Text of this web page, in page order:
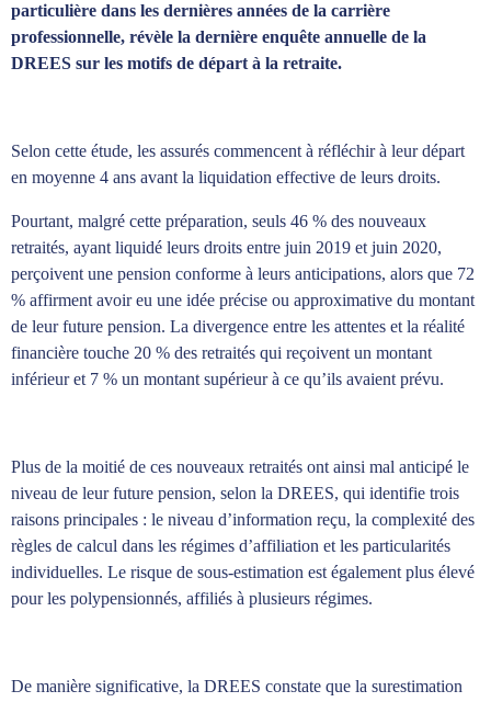
particulière dans les dernières années de la carrière
professionnelle, révèle la dernière enquête annuelle de la
DREES sur les motifs de départ à la retraite.
Selon cette étude, les assurés commencent à réfléchir à leur départ
en moyenne 4 ans avant la liquidation effective de leurs droits.
Pourtant, malgré cette préparation, seuls 46 % des nouveaux
retraités, ayant liquidé leurs droits entre juin 2019 et juin 2020,
perçoivent une pension conforme à leurs anticipations, alors que 72
% affirment avoir eu une idée précise ou approximative du montant
de leur future pension. La divergence entre les attentes et la réalité
financière touche 20 % des retraités qui reçoivent un montant
inférieur et 7 % un montant supérieur à ce qu’ils avaient prévu.
Plus de la moitié de ces nouveaux retraités ont ainsi mal anticipé le
niveau de leur future pension, selon la DREES, qui identifie trois
raisons principales : le niveau d’information reçu, la complexité des
règles de calcul dans les régimes d’affiliation et les particularités
individuelles. Le risque de sous-estimation est également plus élevé
pour les polypensionnés, affiliés à plusieurs régimes.
De manière significative, la DREES constate que la surestimation